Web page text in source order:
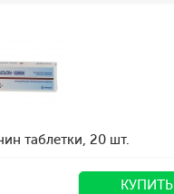
таблетки, 20 шт.
КУПИТЬ